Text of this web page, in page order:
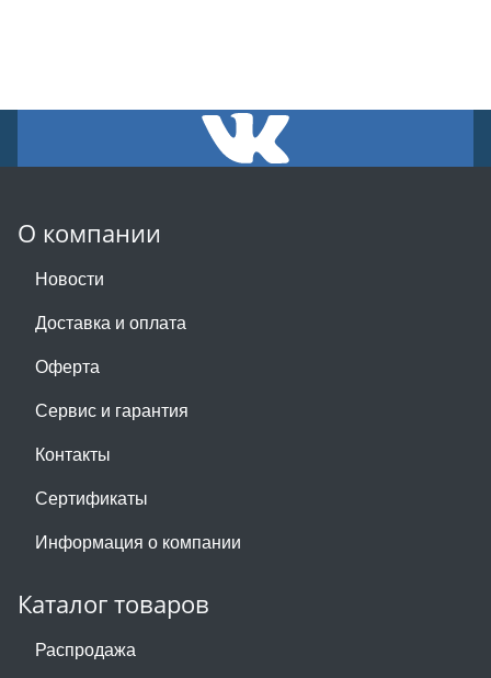
О компании
Новости
Доставка и оплата
Оферта
Сервис и гарантия
Контакты
Сертификаты
Информация о компании
Каталог товаров
Распродажа